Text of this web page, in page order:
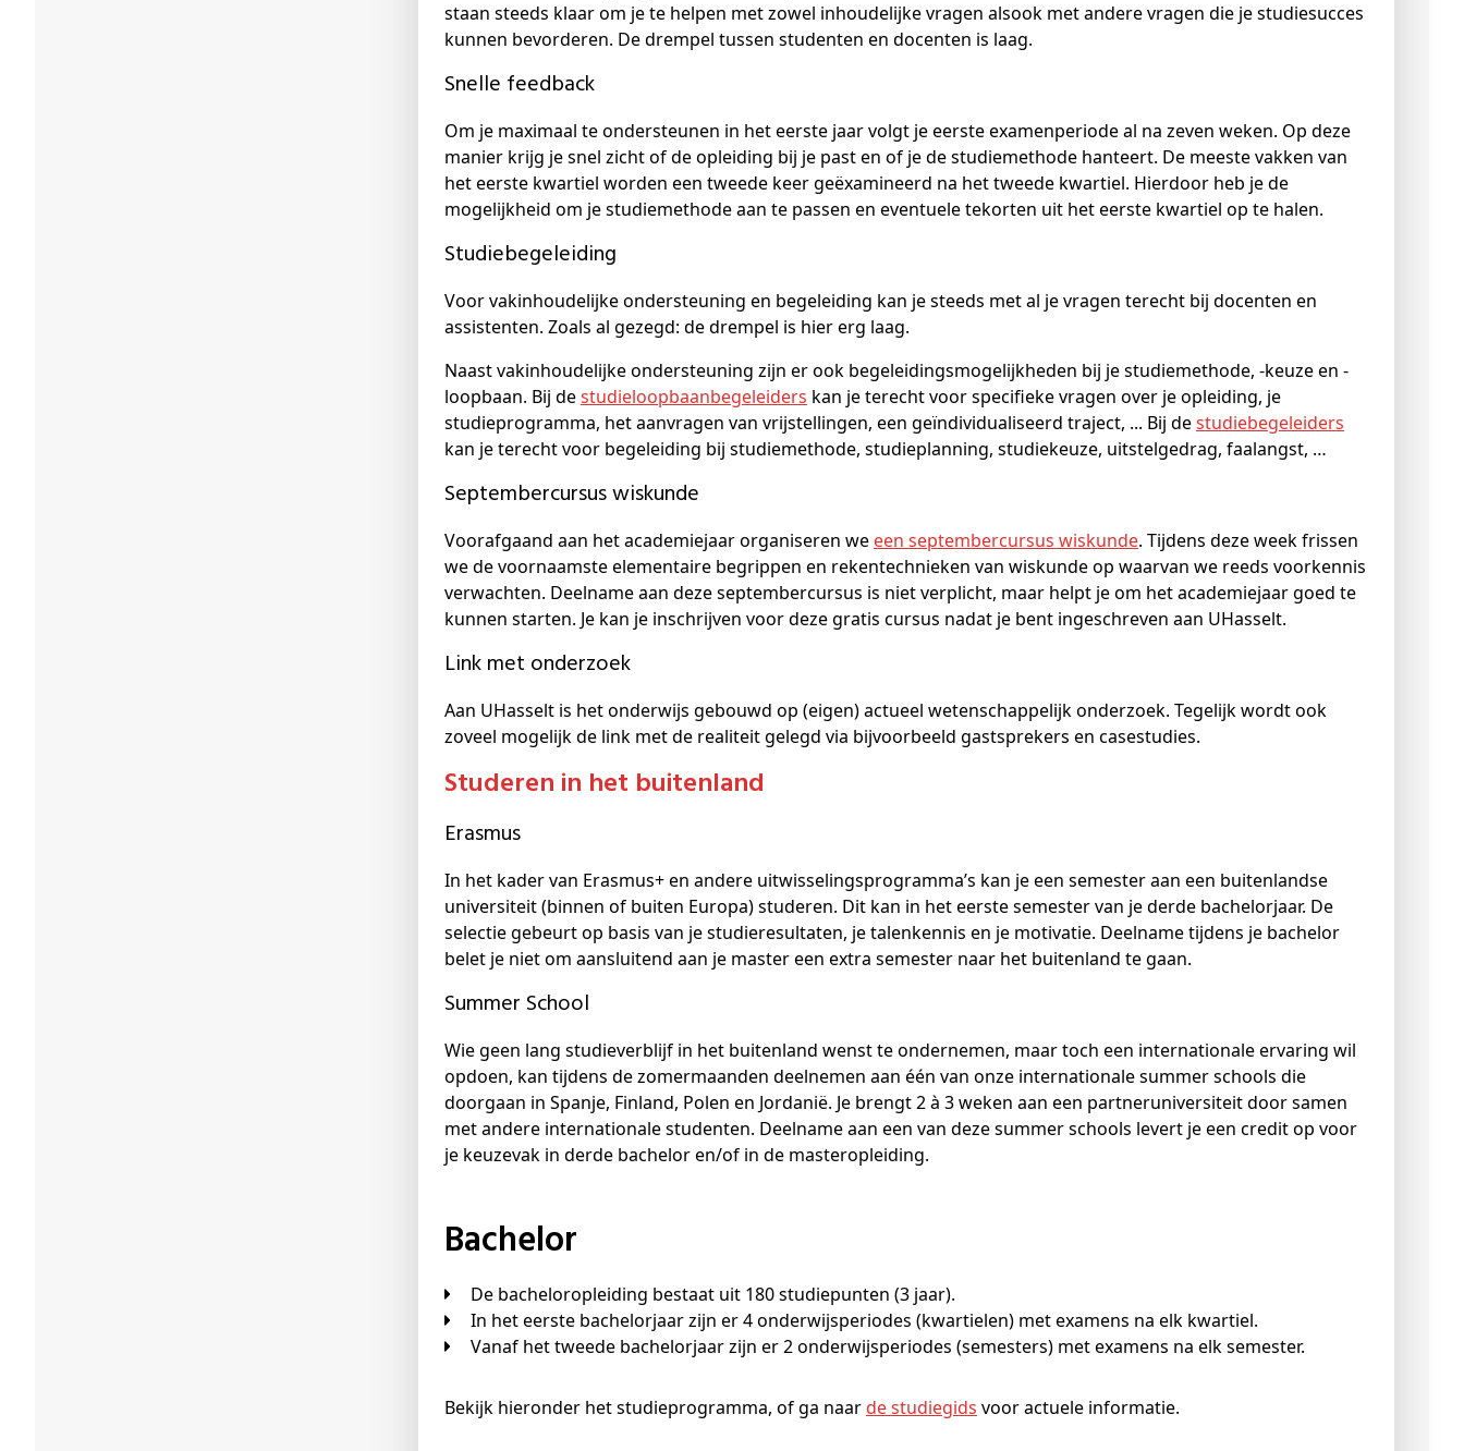
staan steeds klaar om je te helpen met zowel inhoudelijke vragen alsook met andere vragen die je studiesucces
kunnen bevorderen. De drempel tussen studenten en docenten is laag.
Snelle feedback
Om je maximaal te ondersteunen in het eerste jaar volgt je eerste examenperiode al na zeven weken. Op deze
manier krijg je snel zicht of de opleiding bij je past en of je de studiemethode hanteert. De meeste vakken van
het eerste kwartiel worden een tweede keer geëxamineerd na het tweede kwartiel. Hierdoor heb je de
mogelijkheid om je studiemethode aan te passen en eventuele tekorten uit het eerste kwartiel op te halen.
Studiebegeleiding
Voor vakinhoudelijke ondersteuning en begeleiding kan je steeds met al je vragen terecht bij docenten en
assistenten. Zoals al gezegd: de drempel is hier erg laag.
Naast vakinhoudelijke ondersteuning zijn er ook begeleidingsmogelijkheden bij je studiemethode, -keuze en -
loopbaan. Bij destudieloopbaanbegeleiders kan je terecht voor specifieke vragen over je opleiding, je
studieprogramma, het aanvragen van vrijstellingen, een geïndividualiseerd traject, ... Bij destudiebegeleiders
kan je terecht voor begeleiding bij studiemethode, studieplanning, studiekeuze, uitstelgedrag, faalangst, …
Septembercursus wiskunde
Voorafgaand aan het academiejaar organiseren we een septembercursus wiskunde. Tijdens deze week frissen
we de voornaamste elementaire begrippen en rekentechnieken van wiskunde op waarvan we reeds voorkennis
verwachten. Deelname aan deze septembercursus is niet verplicht, maar helpt je om het academiejaar goed te
kunnen starten. Je kan je inschrijven voor deze gratis cursus nadat je bent ingeschreven aan UHasselt.
Link met onderzoek
Aan UHasselt is het onderwijs gebouwd op (eigen) actueel wetenschappelijk onderzoek. Tegelijk wordt ook
zoveel mogelijk de link met de realiteit gelegd via bijvoorbeeld gastsprekers en casestudies.
Studeren in het buitenland
Erasmus
In het kader van Erasmus+ en andere uitwisselingsprogramma’s kan je een semester aan een buitenlandse
universiteit (binnen of buiten Europa) studeren. Dit kan in het eerste semester van je derde bachelorjaar. De
selectie gebeurt op basis van je studieresultaten, je talenkennis en je motivatie. Deelname tijdens je bachelor
belet je niet om aansluitend aan je master een extra semester naar het buitenland te gaan.
Summer School
Wie geen lang studieverblijf in het buitenland wenst te ondernemen, maar toch een internationale ervaring wil
opdoen, kan tijdens de zomermaanden deelnemen aan één van onze internationale summer schools die
doorgaan in Spanje, Finland, Polen en Jordanië. Je brengt 2 à 3 weken aan een partneruniversiteit door samen
met andere internationale studenten. Deelname aan een van deze summer schools levert je een credit op voor
je keuzevak in derde bachelor en/of in de masteropleiding.
Bachelor
De bacheloropleiding bestaat uit 180 studiepunten (3 jaar).
In het eerste bachelorjaar zijn er 4 onderwijsperiodes (kwartielen) met examens na elk kwartiel.
Vanaf het tweede bachelorjaar zijn er 2 onderwijsperiodes (semesters) met examens na elk semester.
Bekijk hieronder het studieprogramma, of ga naar de studiegids voor actuele informatie.